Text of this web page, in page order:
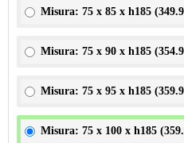
Misura: 75 x 85 x h185 (
Misura: 75 x 90 x h185 (
Misura: 75 x 95 x h185 (
Misura: 75 x 100 x h185 (